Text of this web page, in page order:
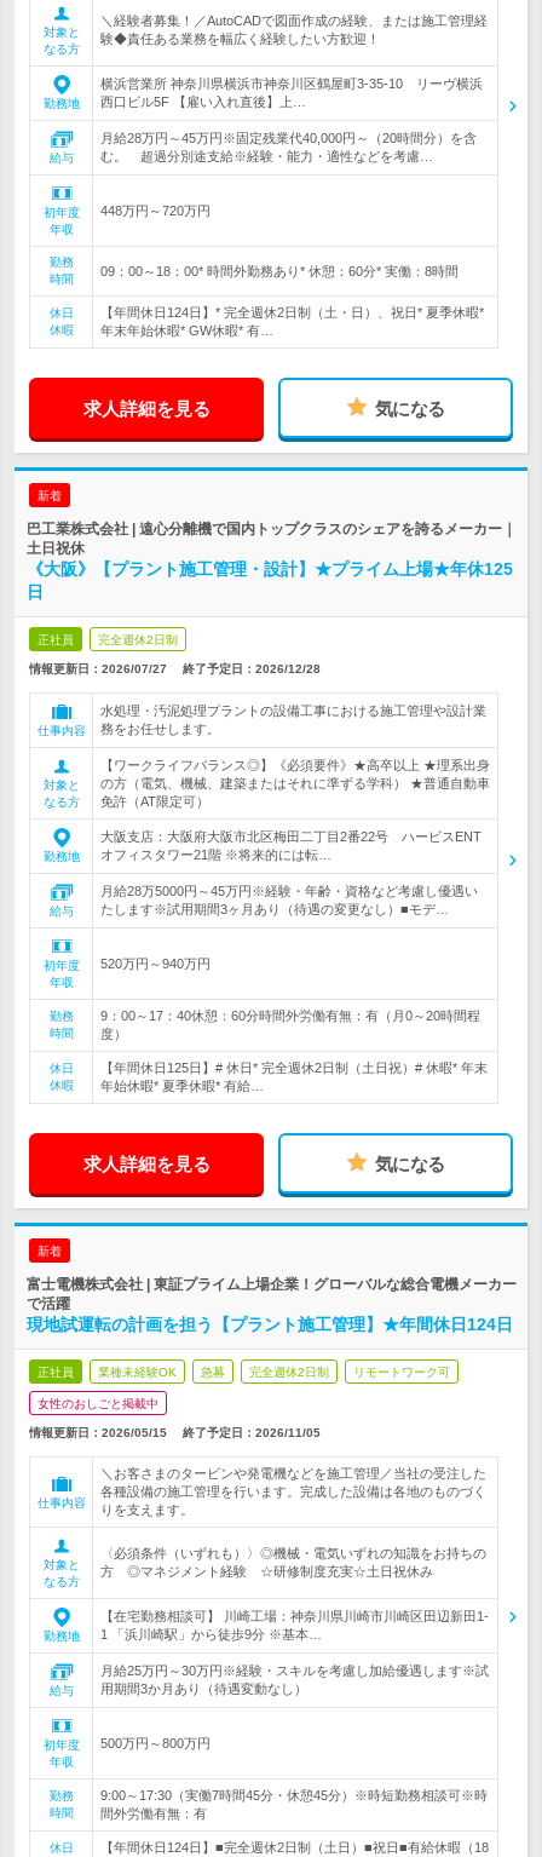
対象と
なる方
＼経験者募集！／AutoCADで図面作成の経験、または施工管理経
験◆責任ある業務を幅広く経験したい方歓迎！
勤務地
横浜営業所 神奈川県横浜市神奈川区鶴屋町3-35-10 リーヴ横浜
西口ビル5F 【雇い入れ直後】上…
給与
月給28万円～45万円※固定残業代40,000円～（20時間分）を含
む。 超過分別途支給※経験・能力・適性などを考慮…
初年度
年収
448万円～720万円
勤務
時間
09：00～18：00* 時間外勤務あり* 休憩：60分* 実働：8時間
休日
休暇
【年間休日124日】* 完全週休2日制（土・日）、祝日* 夏季休暇*
年末年始休暇* GW休暇* 有…
求人詳細を見る 気になる
新着
巴工業株式会社 | 遠心分離機で国内トップクラスのシェアを誇るメーカー｜
土日祝休
《大阪》【プラント施工管理・設計】★プライム上場★年休125
日
正社員 完全週休2日制
情報更新日：2026/07/27 終了予定日： 2026/12/28
仕事内容
水処理・汚泥処理プラントの設備工事における施工管理や設計業
務をお任せします。
対象と
なる方
【ワークライフバランス◎】《必須要件》★高卒以上 ★理系出身
の方（電気、機械、建築またはそれに準ずる学科） ★普通自動車
免許（AT限定可）
勤務地
大阪支店：大阪府大阪市北区梅田二丁目2番22号 ハービスENT
オフィスタワー21階 ※将来的には転…
給与
月給28万5000円～45万円※経験・年齢・資格など考慮し優遇い
たします※試用期間3ヶ月あり（待遇の変更なし）■モデ…
初年度
年収
520万円～940万円
勤務
時間
9：00～17：40休憩：60分時間外労働有無：有（月0～20時間程
度）
休日
休暇
【年間休日125日】# 休日* 完全週休2日制（土日祝）# 休暇* 年末
年始休暇* 夏季休暇* 有給…
求人詳細を見る 気になる
新着
富士電機株式会社 | 東証プライム上場企業！グローバルな総合電機メーカー
で活躍
現地試運転の計画を担う【プラント施工管理】★年間休日124日
正社員 業種未経験OK 急募 完全週休2日制 リモートワーク可
女性のおしごと掲載中
情報更新日：2026/05/15 終了予定日： 2026/11/05
仕事内容
＼お客さまのタービンや発電機などを施工管理／当社の受注した
各種設備の施工管理を行います。完成した設備は各地のものづく
りを支えます。
対象と
なる方
〈必須条件（いずれも）〉◎機械・電気いずれの知識をお持ちの
方 ◎マネジメント経験 ☆研修制度充実☆土日祝休み
勤務地
【在宅勤務相談可】 川崎工場：神奈川県川崎市川崎区田辺新田1-
1 「浜川崎駅」から徒歩9分 ※基本…
給与
月給25万円～30万円※経験・スキルを考慮し加給優遇します※試
用期間3か月あり（待遇変動なし）
初年度
年収
500万円～800万円
勤務
時間
9:00～17:30（実働7時間45分・休憩45分）※時短勤務相談可※時
間外労働有無：有
休日
【年間休日124日】■完全週休2日制（土日）■祝日■有給休暇（18